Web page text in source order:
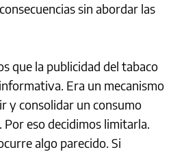
sin abordar las
que la publicidad del tabaco
Era un mecanismo
y consolidar un consumo
eso decidimos limitarla.
algo parecido. Si